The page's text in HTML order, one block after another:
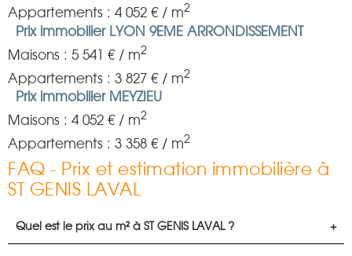
Appartements : 4 052 € / m2
Prix immobilier LYON 9EME ARRONDISSEMENT
Maisons : 5 541 € / m2
Appartements : 3 827 € / m2
Prix immobilier MEYZIEU
Maisons : 4 052 € / m2
Appartements : 3 358 € / m2
FAQ - Prix et estimation immobilière à
ST GENIS LAVAL
Quel est le prix au m² à ST GENIS LAVAL ?